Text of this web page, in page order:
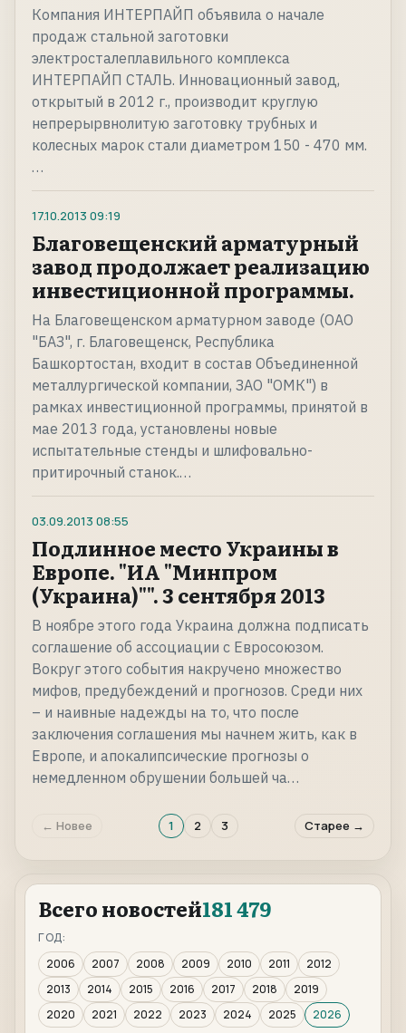
Компания ИНТЕРПАЙП объявила о начале
продаж стальной заготовки
электросталеплавильного комплекса
ИНТЕРПАЙП СТАЛЬ. Инновационный завод,
открытый в 2012 г., производит круглую
непрерырвнолитую заготовку трубных и
колесных марок стали диаметром 150 - 470 мм.
…
17.10.2013 09:19
Благовещенский арматурный
завод продолжает реализацию
инвестиционной программы.
На Благовещенском арматурном заводе (ОАО
"БАЗ", г. Благовещенск, Республика
Башкортостан, входит в состав Объединенной
металлургической компании, ЗАО "ОМК") в
рамках инвестиционной программы, принятой в
мае 2013 года, установлены новые
испытательные стенды и шлифовально-
притирочный станок.…
03.09.2013 08:55
Подлинное место Украины в
Европе. "ИА "Минпром
(Украина)"". 3 сентября 2013
В ноябре этого года Украина должна подписать
соглашение об ассоциации с Евросоюзом.
Вокруг этого события накручено множество
мифов, предубеждений и прогнозов. Среди них
– и наивные надежды на то, что после
заключения соглашения мы начнем жить, как в
Европе, и апокалипсические прогнозы о
немедленном обрушении большей ча…
← Новее 1 2 3 Старее →
Всего новостей181 479
ГОД:
2006
2007 2008 2009 2010 2011
2012
2013
2014 2015 2016 2017 2018
2019
2020
2021 2022 2023 2024 2025
2026